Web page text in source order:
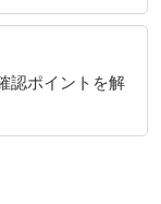
認ポイントを解